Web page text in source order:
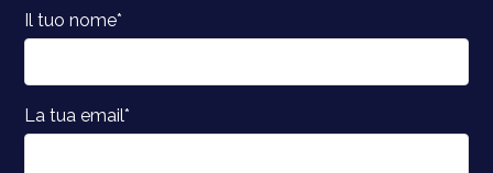
Il tuo nome*
La tua email*